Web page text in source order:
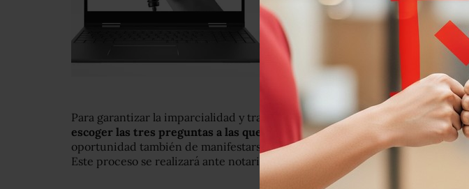
Para garantizar la imparcialidad y trato equitativo a los candidatos,
cada
escoger las tres preguntas a las que responderán
, y sus contendientes
oportunidad también de manifestarse sobre las interrogantes que otro haya
Este proceso se realizará ante notario público.